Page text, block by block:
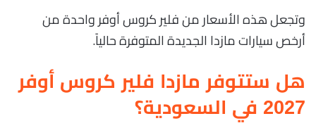
وتجعل هذه الأسعار من فلير كروس أوفر واحدة من
أرخص سيارات مازدا الجديدة المتوفرة حالياً.
هل ستتوفر مازدا فلير كروس أوفر
2027 في السعودية؟